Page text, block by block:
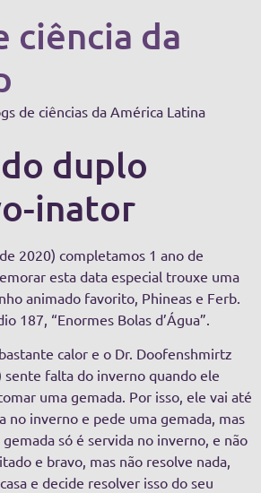
de ferramentas
ciência da
de ciências da América Latina
duplo
inator
2020) completamos 1 ano de
esta data especial trouxe uma
animado favorito, Phineas e Ferb.
187, “Enormes Bolas d’Água”.
calor e o Dr. Doofenshmirtz
sente falta do inverno quando ele
uma gemada. Por isso, ele vai até
no inverno e pede uma gemada, mas
só é servida no inverno, e não
e bravo, mas não resolve nada,
e decide resolver isso do seu